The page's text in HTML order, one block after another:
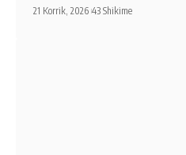
21 Korrik, 2026 43 Shikime